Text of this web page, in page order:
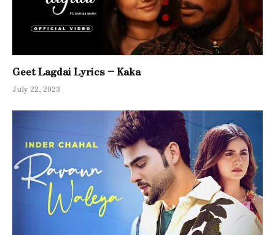
Geet Lagdai Lyrics – Kaka
July 22, 2023